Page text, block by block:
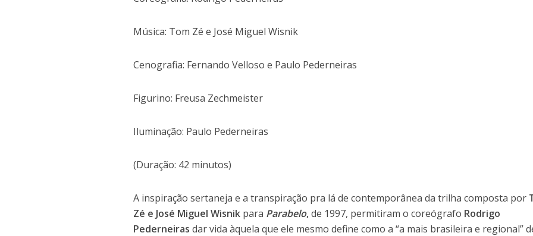
Música: Tom Zé e José Miguel Wisnik
Cenografia: Fernando Velloso e Paulo Pederneiras
Figurino: Freusa Zechmeister
Iluminação: Paulo Pederneiras
(Duração: 42 minutos)
A inspiração sertaneja e a transpiração pra lá de contemporânea da trilha composta por
Zé e José Miguel Wisnik para Parabelo,de 1997, permitiram o coreógrafo Rodrigo
Pederneiras dar vida àquela que ele mesmo define como a “a mais brasileira e regional”